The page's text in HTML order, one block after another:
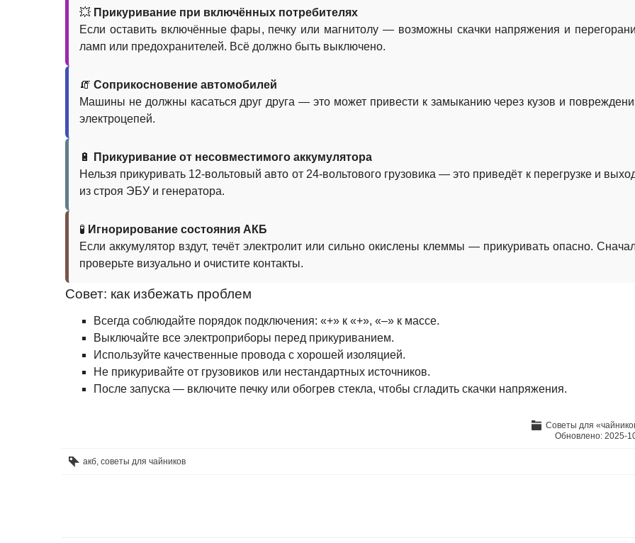
💥 Прикуривание при включённых потребителях
Если оставить включённые фары, печку или магнитолу — возможны скачки напряжения и
ламп или предохранителей. Всё должно быть выключено.
🧯 Соприкосновение автомобилей
Машины не должны касаться друг друга — это может привести к замыканию через кузов и
электроцепей.
🔋
Прикуривание от несовместимого аккумулятора
Нельзя прикуривать 12-вольтовый авто от 24-вольтового грузовика — это приведёт к перегрузке и
из строя ЭБУ и генератора.
🧪 Игнорирование состояния АКБ
Если аккумулятор вздут, течёт электролит или сильно окислены клеммы — прикуривать опасно.
проверьте визуально и очистите контакты.
Совет: как избежать проблем
Всегда соблюдайте порядок подключения: «+» к «+», «–» к массе.
Выключайте все электроприборы перед прикуриванием.
Используйте качественные провода с хорошей изоляцией.
Не прикуривайте от грузовиков или нестандартных источников.
После запуска — включите печку или обогрев стекла, чтобы сгладить скачки напряжения.
Советы для
Обновлено: 2025-
акб, советы для чайников